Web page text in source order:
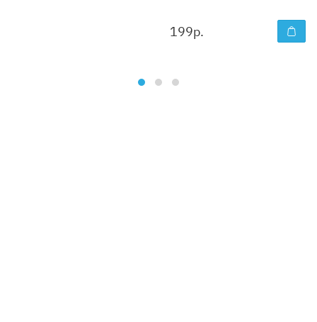
199р.